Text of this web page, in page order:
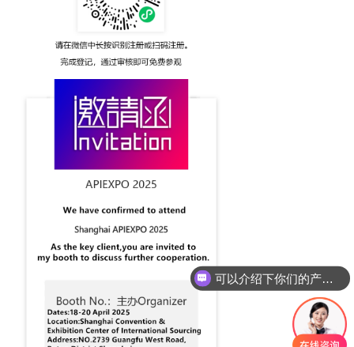
可以介绍下你们的产品么